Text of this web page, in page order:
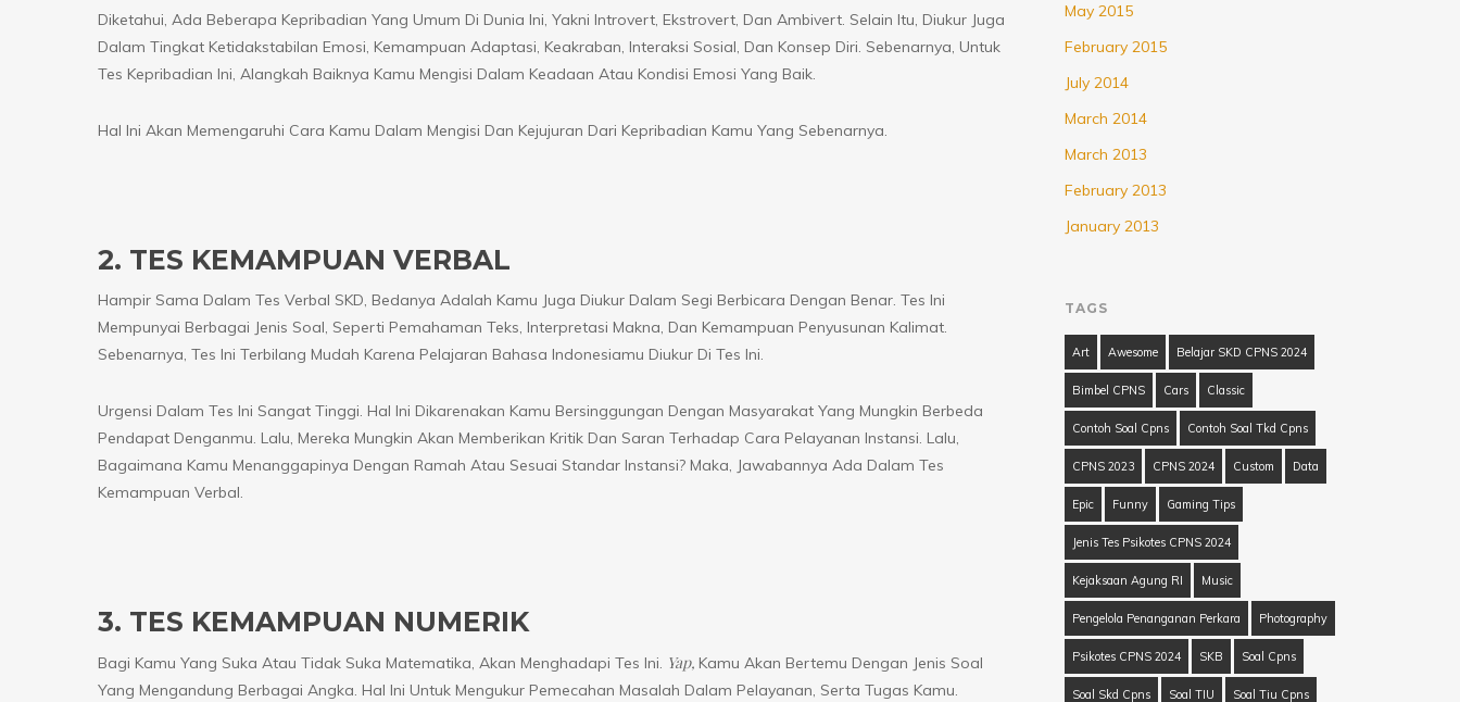
Diketahui, Ada Beberapa Kepribadian Yang Umum Di Dunia Ini, Yakni Introvert, Ekstrovert, Dan Ambivert. Selain Itu, Diukur Juga
Dalam Tingkat Ketidakstabilan Emosi, Kemampuan Adaptasi, Keakraban, Interaksi Sosial, Dan Konsep Diri. Sebenarnya, Untuk
Tes Kepribadian Ini, Alangkah Baiknya Kamu Mengisi Dalam Keadaan Atau Kondisi Emosi Yang Baik.
Hal Ini Akan Memengaruhi Cara Kamu Dalam Mengisi Dan Kejujuran Dari Kepribadian Kamu Yang Sebenarnya.
2. TES KEMAMPUAN VERBAL
Hampir Sama Dalam Tes Verbal SKD, Bedanya Adalah Kamu Juga Diukur Dalam Segi Berbicara Dengan Benar. Tes Ini
Mempunyai Berbagai Jenis Soal, Seperti Pemahaman Teks, Interpretasi Makna, Dan Kemampuan Penyusunan Kalimat.
Sebenarnya, Tes Ini Terbilang Mudah Karena Pelajaran Bahasa Indonesiamu Diukur Di Tes Ini.
Urgensi Dalam Tes Ini Sangat Tinggi. Hal Ini Dikarenakan Kamu Bersinggungan Dengan Masyarakat Yang Mungkin Berbeda
Pendapat Denganmu. Lalu, Mereka Mungkin Akan Memberikan Kritik Dan Saran Terhadap Cara Pelayanan Instansi. Lalu,
Bagaimana Kamu Menanggapinya Dengan Ramah Atau Sesuai Standar Instansi? Maka, Jawabannya Ada Dalam Tes
Kemampuan Verbal.
3. TES KEMAMPUAN NUMERIK
Bagi Kamu Yang Suka Atau Tidak Suka Matematika, Akan Menghadapi Tes Ini. Yap, Kamu Akan Bertemu Dengan Jenis Soal
Yang Mengandung Berbagai Angka. Hal Ini Untuk Mengukur Pemecahan Masalah Dalam Pelayanan, Serta Tugas Kamu.
May 2015
February 2015
July 2014
March 2014
March 2013
February 2013
January 2013
TAGS
Art Awesome Belajar SKD CPNS 2024
Bimbel CPNS Cars Classic
Contoh Soal Cpns Contoh Soal Tkd Cpns
CPNS 2023 CPNS 2024 Custom Data
Epic Funny Gaming Tips
Jenis Tes Psikotes CPNS 2024
Kejaksaan Agung RI Music
Pengelola Penanganan Perkara Photography
Psikotes CPNS 2024 SKB Soal Cpns
Soal Skd Cpns Soal TIU Soal Tiu Cpns